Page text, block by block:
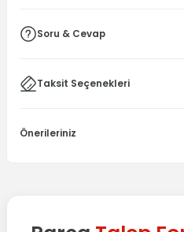
Soru & Cevap
Taksit Seçenekleri
Önerileriniz